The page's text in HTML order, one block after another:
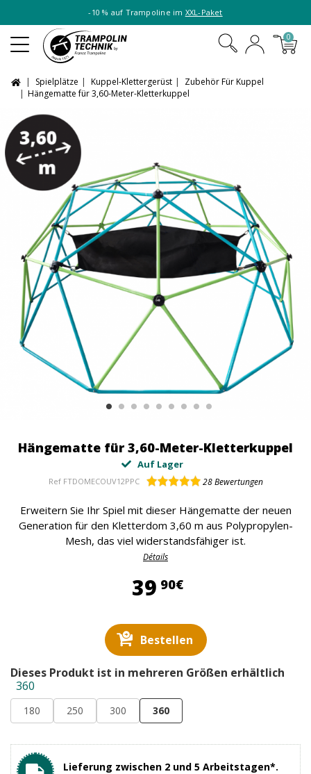
-10 % auf Trampoline im XXL-Paket
0
Spielplätze Kuppel-Klettergerüst
Zubehör Für Kuppel
Hängematte für 3,60-Meter-Kletterkuppel
Hängematte für 3,60-Meter-Kletterkuppel
Auf Lager
Ref FTDOMECOUV12PPC 28Bewertungen
Erweitern Sie Ihr Spiel mit dieser Hängematte der neuen
Generation für den Kletterdom 3,60 m aus Polypropylen-
Mesh, das viel widerstandsfähiger ist.
Détails
39 90€39,90 €
Bestellen
Dieses Produkt ist in mehreren Größen erhältlich
360
180 250 300 360
Lieferung zwischen 2 und 5 Arbeitstagen*.